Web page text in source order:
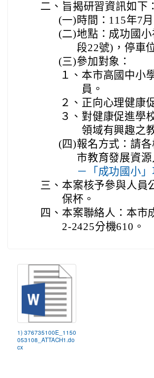
二、 旨揭研習資訊如下：
(一) 時間：115年7
(二)地點：成功國
段22號)，停車
(三)參加對象：
１、 本市高國中小
員。
２、 正向心理健康
３、 對健康促進學
領域有興趣之
(四)報名方式：請
市教育發展資
－「成功國小」
三、 本案核予參與人員
保杯。
四、 本案聯絡人：本市
2-2425分機610。
1) 376735100E_1150
053108_ATTACH1.do
cx